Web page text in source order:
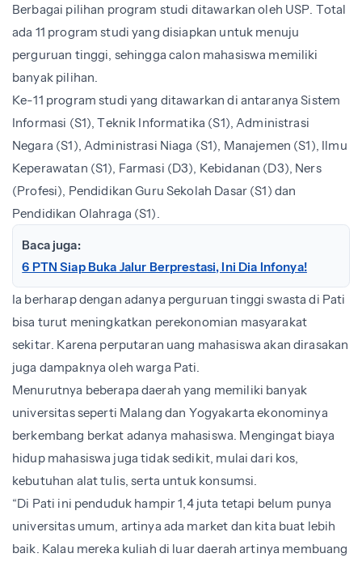
Berbagai pilihan program studi ditawarkan oleh USP. Total
ada 11 program studi yang disiapkan untuk menuju
perguruan tinggi, sehingga calon mahasiswa memiliki
banyak pilihan.
Ke-11 program studi yang ditawarkan di antaranya Sistem
Informasi (S1), Teknik Informatika (S1), Administrasi
Negara (S1), Administrasi Niaga (S1), Manajemen (S1), Ilmu
Keperawatan (S1), Farmasi (D3), Kebidanan (D3), Ners
(Profesi), Pendidikan Guru Sekolah Dasar (S1) dan
Pendidikan Olahraga (S1).
Baca juga:
6 PTN Siap Buka Jalur Berprestasi, Ini Dia Infonya!
Ia berharap dengan adanya perguruan tinggi swasta di Pati
bisa turut meningkatkan perekonomian masyarakat
sekitar. Karena perputaran uang mahasiswa akan dirasakan
juga dampaknya oleh warga Pati.
Menurutnya beberapa daerah yang memiliki banyak
universitas seperti Malang dan Yogyakarta ekonominya
berkembang berkat adanya mahasiswa. Mengingat biaya
hidup mahasiswa juga tidak sedikit, mulai dari kos,
kebutuhan alat tulis, serta untuk konsumsi.
“Di Pati ini penduduk hampir 1,4 juta tetapi belum punya
universitas umum, artinya ada market dan kita buat lebih
baik. Kalau mereka kuliah di luar daerah artinya membuang